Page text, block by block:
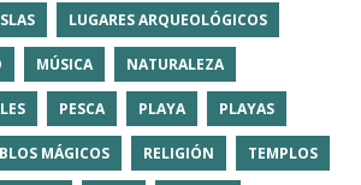
LUGARES ARQUEOLÓGICOS
MÚSICA NATURALEZA
PESCA PLAYA PLAYAS
MÁGICOS RELIGIÓN TEMPLOS